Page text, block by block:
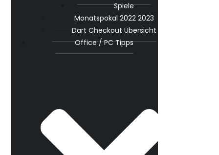
Spiele
Monatspokal 2022 2023
Dart Checkout Übersicht
Office / PC Tipps